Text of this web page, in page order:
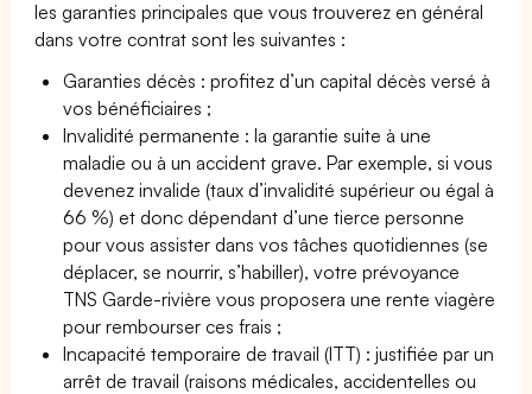
les garanties principales que vous trouverez en général
dans votre contrat sont les suivantes :
Garanties décès : profitez d’un capital décès versé à
vos bénéficiaires ;
Invalidité permanente : la garantie suite à une
maladie ou à un accident grave. Par exemple, si vous
devenez invalide (taux d’invalidité supérieur ou égal à
66 %) et donc dépendant d’une tierce personne
pour vous assister dans vos tâches quotidiennes (se
déplacer, se nourrir, s’habiller), votre prévoyance
TNS Garde-rivière vous proposera une rente viagère
pour rembourser ces frais ;
Incapacité temporaire de travail (ITT) : justifiée par un
arrêt de travail (raisons médicales, accidentelles ou